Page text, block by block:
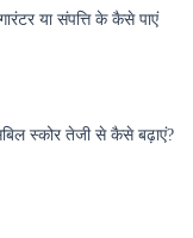
या संपत्ति के कैसे पाएं
स्कोर तेजी से कैसे बढ़ाएं?